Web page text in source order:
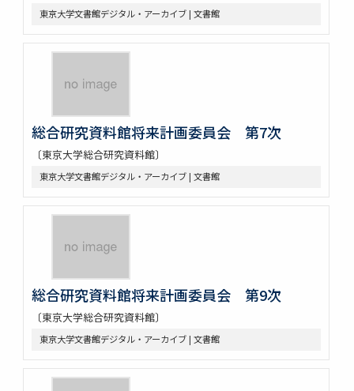
東京大学文書館デジタル・アーカイブ | 文書館
総合研究資料館将来計画委員会 第7次
〔東京大学総合研究資料館〕
東京大学文書館デジタル・アーカイブ | 文書館
総合研究資料館将来計画委員会 第9次
〔東京大学総合研究資料館〕
東京大学文書館デジタル・アーカイブ | 文書館